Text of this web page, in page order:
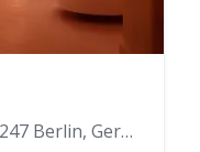
Scharnweberstraße 3, 10247 Berlin, Germany